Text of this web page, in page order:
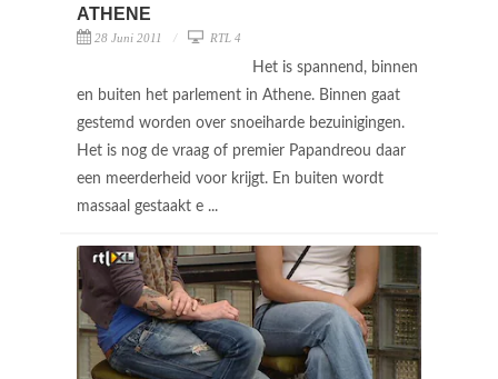
ATHENE
28 Juni 2011 RTL 4
Het is spannend, binnen
en buiten het parlement in Athene. Binnen gaat
gestemd worden over snoeiharde bezuinigingen.
Het is nog de vraag of premier Papandreou daar
een meerderheid voor krijgt. En buiten wordt
massaal gestaakt e ...